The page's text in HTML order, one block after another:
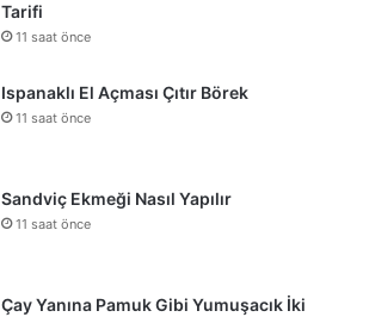
Tarifi
11 saat önce
Ispanaklı El Açması Çıtır Börek
11 saat önce
Sandviç Ekmeği Nasıl Yapılır
11 saat önce
Çay Yanına Pamuk Gibi Yumuşacık İki